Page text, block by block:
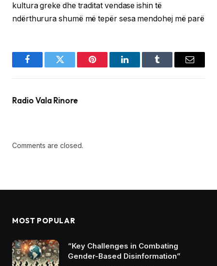
kultura greke dhe traditat vendase ishin të
ndërthurura shumë më tepër sesa mendohej më parë
FacebookTwitter Pinterest LinkedInTumblr Email
Radio Vala Rinore
Comments are closed.
MOST POPULAR
“Key Challenges in Combating
Gender-Based Disinformation”